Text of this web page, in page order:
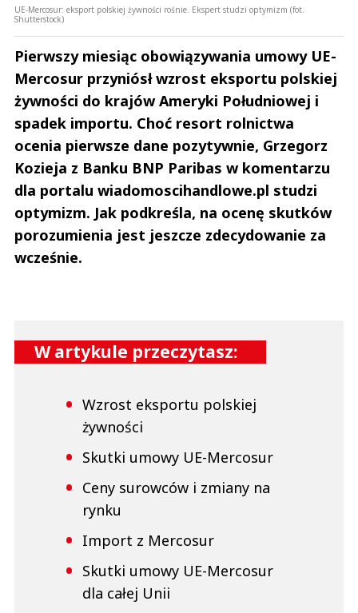
UE-Mercosur: eksport polskiej żywności rośnie. Ekspert studzi optymizm (fot.
Shutterstock)
Pierwszy miesiąc obowiązywania umowy UE-
Mercosur przyniósł wzrost eksportu polskiej
żywności do krajów Ameryki Południowej i
spadek importu. Choć resort rolnictwa
ocenia pierwsze dane pozytywnie, Grzegorz
Kozieja z Banku BNP Paribas w komentarzu
dla portalu wiadomoscihandlowe.pl studzi
optymizm. Jak podkreśla, na ocenę skutków
porozumienia jest jeszcze zdecydowanie za
wcześnie.
W artykule przeczytasz:
Wzrost eksportu polskiej
żywności
Skutki umowy UE-Mercosur
Ceny surowców i zmiany na
rynku
Import z Mercosur
Skutki umowy UE-Mercosur
dla całej Unii